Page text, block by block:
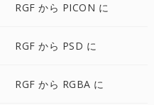
RGF から PICON に
RGF から PSD に
RGF から RGBA に